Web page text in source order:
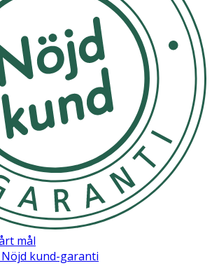
mål
kund-garanti